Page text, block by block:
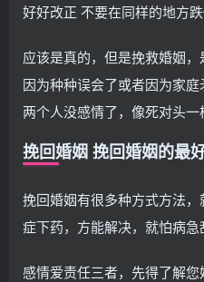
好好改正 不要在同样的地方
应该是真的，但是挽救婚姻
因为种种误会了或者因为家庭
两个人没感情了，像死对头一
挽回婚姻 挽回婚姻的最
挽回婚姻有很多种方式方法
症下药，方能解决，就怕病急
感情爱责任三者，先得了解